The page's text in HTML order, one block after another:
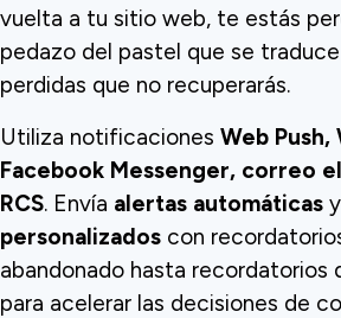
vuelta a tu sitio web, te estás
pedazo del pastel que se
perdidas que no recuperarás.
Utiliza notificaciones Web Push,
Facebook Messenger, correo
RCS. Envía alertas automáticas y
personalizados con
abandonado hasta recordatorios
para acelerar las decisiones de